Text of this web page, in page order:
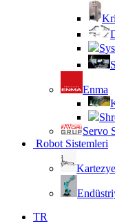
Enma
Servo
Robot Sistemleri
TR